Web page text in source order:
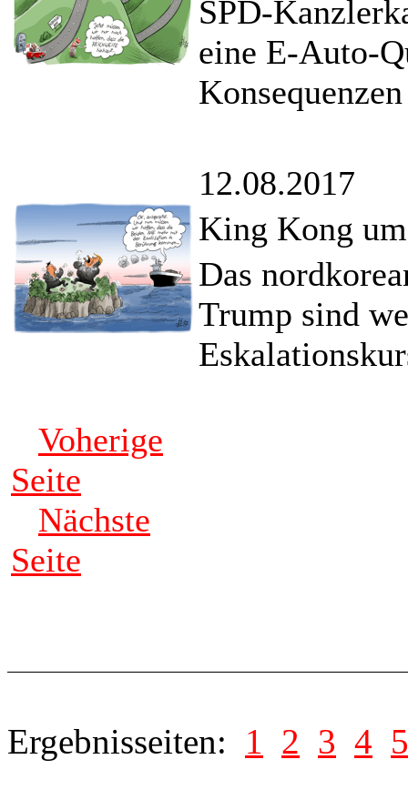
SPD-
eine E-Auto-
12.08.2017
King Kong
Das
Trump sind
Voherige
Seite
Nächste
Seite
Ergebnisseiten: 1 2 3 4 5